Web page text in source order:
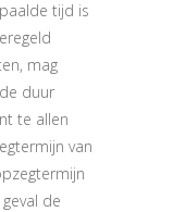
tijd is
mag
duur
te allen
van
de